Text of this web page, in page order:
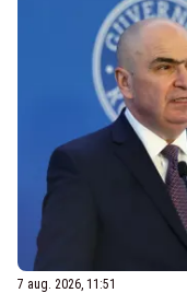
7 aug. 2026, 11:51